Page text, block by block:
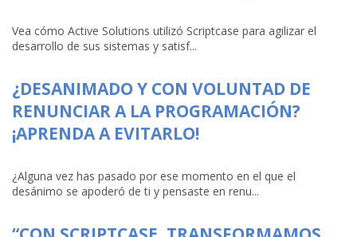
Vea cómo Active Solutions utilizó Scriptcase para agilizar el
desarrollo de sus sistemas y satisf...
¿DESANIMADO Y CON VOLUNTAD DE
RENUNCIAR A LA PROGRAMACIÓN?
¡APRENDA A EVITARLO!
¿Alguna vez has pasado por ese momento en el que el
desánimo se apoderó de ti y pensaste en renu...